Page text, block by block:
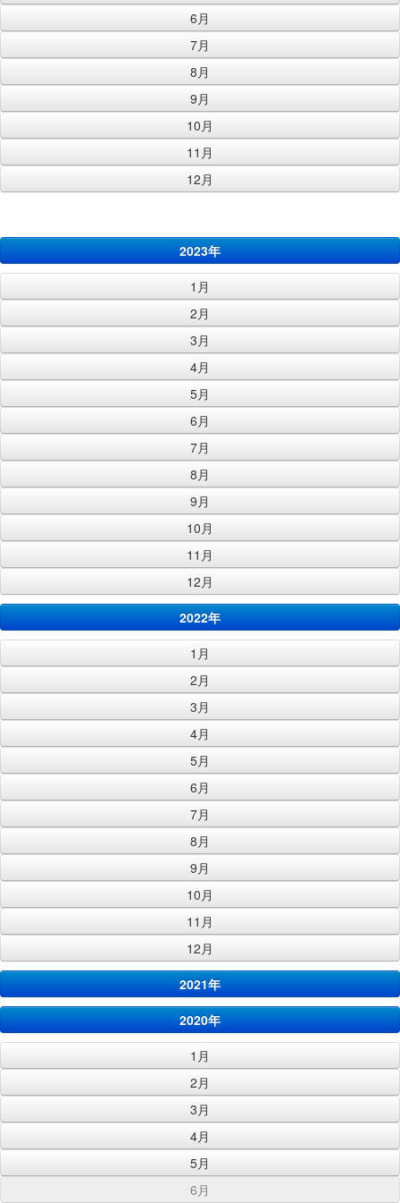
6月
7月
8月
9月
10月
11月
12月
2023年
1月
2月
3月
4月
5月
6月
7月
8月
9月
10月
11月
12月
2022年
1月
2月
3月
4月
5月
6月
7月
8月
9月
10月
11月
12月
2021年
2020年
1月
2月
3月
4月
5月
6月